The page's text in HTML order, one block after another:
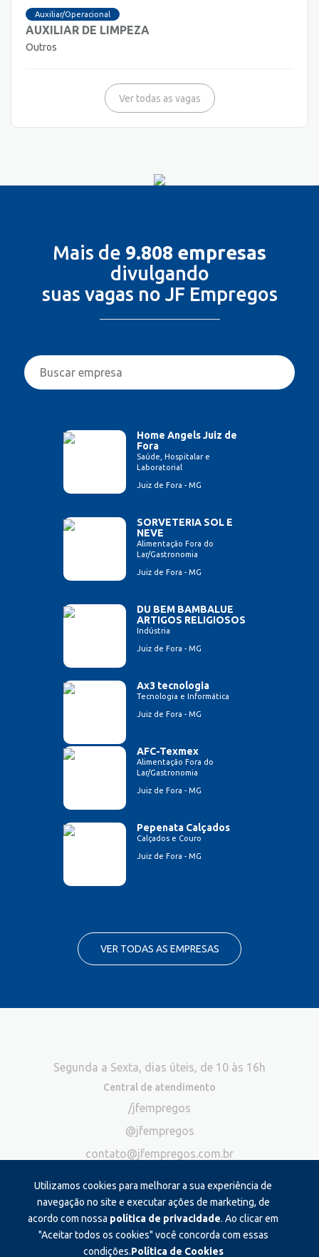
Auxiliar/Operacional
AUXILIAR DE LIMPEZA
Outros
Ver todas as vagas
Mais de 9.808 empresas
divulgando
suas vagas no JF Empregos
Home Angels Juiz de
Fora
Saúde, Hospitalar e
Laboratorial
Juiz de Fora - MG
SORVETERIA SOL E
NEVE
Alimentação Fora do
Lar/Gastronomia
Juiz de Fora - MG
DU BEM BAMBALUE
ARTIGOS RELIGIOSOS
Indústria
Juiz de Fora - MG
Ax3 tecnologia
Tecnologia e Informática
Juiz de Fora - MG
AFC-Texmex
Alimentação Fora do
Lar/Gastronomia
Juiz de Fora - MG
Pepenata Calçados
Calçados e Couro
Juiz de Fora - MG
VER TODAS AS EMPRESAS
Utilizamos cookies para melhorar a sua experiência de
navegação no site e executar ações de marketing, de
acordo com nossa política de privacidade. Ao clicar em
"Aceitar todos os cookies" você concorda com essas
condições.Política de Cookies
Segunda a Sexta, dias úteis, de 10 às 16h
Central de atendimento
/jfempregos
@jfempregos
contato@jfempregos.com.br
Publicidade
*Exclusivo para atendimento via chat. Não atendemos ligações neste
canal